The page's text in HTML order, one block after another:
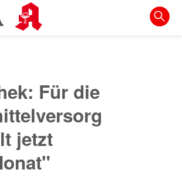
Für die
jetzt